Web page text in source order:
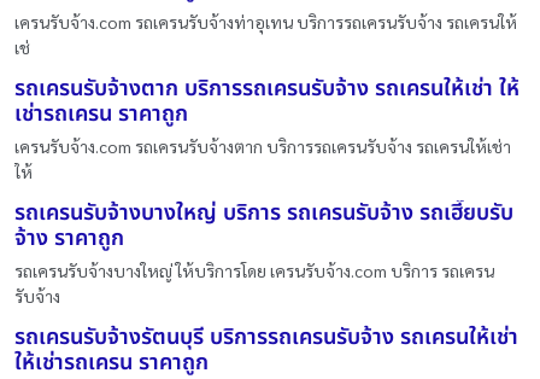
เครนรับจ้าง.com รถเครนรับจ้างท่าอุเทน บริการรถเครนรับจ้าง รถเครนให้
เช่
รถเครนรับจ้างตาก บริการรถเครนรับจ้าง รถเครนให้เช่า ให้
เช่ารถเครน ราคาถูก
เครนรับจ้าง.com รถเครนรับจ้างตาก บริการรถเครนรับจ้าง รถเครนให้เช่า
ให้
รถเครนรับจ้างบางใหญ่ บริการ รถเครนรับจ้าง รถเฮี๊ยบรับ
จ้าง ราคาถูก
รถเครนรับจ้างบางใหญ่ ให้บริการโดย เครนรับจ้าง.com บริการ รถเครน
รับจ้าง
รถเครนรับจ้างรัตนบุรี บริการรถเครนรับจ้าง รถเครนให้เช่า
ให้เช่ารถเครน ราคาถูก